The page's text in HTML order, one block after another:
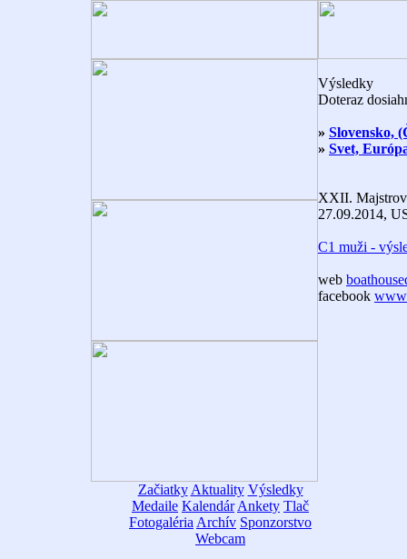
Začiatky Aktuality Výsledky
Medaile Kalendár Ankety Tlač
Fotogaléria Archív Sponzorstvo
Webcam
Výsledky
Doteraz
» Slovensko,
» Svet,
XXII.
27.09.2014,
C1 muži -
web
facebook